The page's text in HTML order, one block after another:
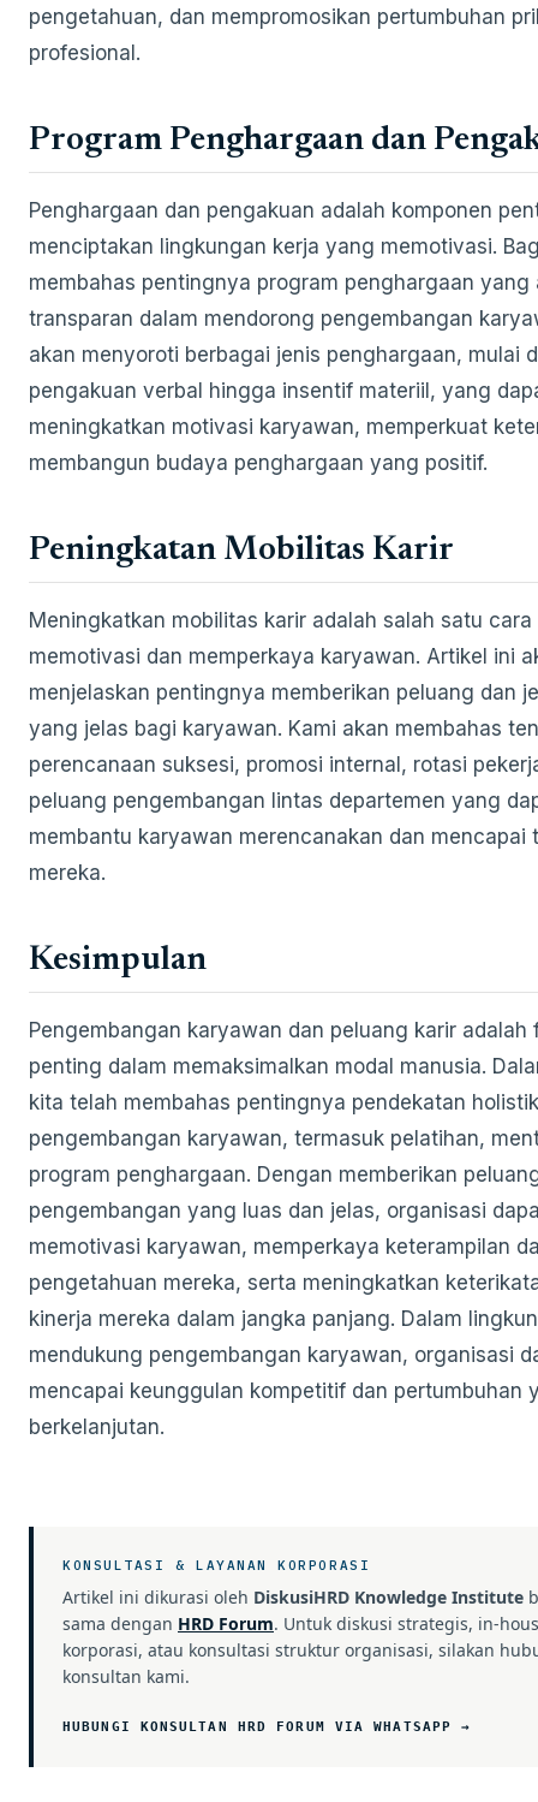
pengetahuan, dan mempromosikan pertumbuhan
profesional.
Program Penghargaan dan
Penghargaan dan pengakuan adalah komponen
menciptakan lingkungan kerja yang memotivasi.
membahas pentingnya program penghargaan yang
transparan dalam mendorong pengembangan
akan menyoroti berbagai jenis penghargaan, mulai
pengakuan verbal hingga insentif materiil, yang
meningkatkan motivasi karyawan, memperkuat
membangun budaya penghargaan yang positif.
Peningkatan Mobilitas Karir
Meningkatkan mobilitas karir adalah salah satu cara
memotivasi dan memperkaya karyawan. Artikel ini
menjelaskan pentingnya memberikan peluang dan
yang jelas bagi karyawan. Kami akan membahas
perencanaan suksesi, promosi internal, rotasi
peluang pengembangan lintas departemen yang
membantu karyawan merencanakan dan mencapai
mereka.
Kesimpulan
Pengembangan karyawan dan peluang karir adalah
penting dalam memaksimalkan modal manusia.
kita telah membahas pentingnya pendekatan
pengembangan karyawan, termasuk pelatihan,
program penghargaan. Dengan memberikan
pengembangan yang luas dan jelas, organisasi
memotivasi karyawan, memperkaya keterampilan
pengetahuan mereka, serta meningkatkan
kinerja mereka dalam jangka panjang. Dalam
mendukung pengembangan karyawan, organisasi
mencapai keunggulan kompetitif dan pertumbuhan
berkelanjutan.
KONSULTASI & LAYANAN KORPORASI
Artikel ini dikurasi oleh DiskusiHRD Knowledge Institute
sama dengan HRD Forum. Untuk diskusi strategis, in-
korporasi, atau konsultasi struktur organisasi, silakan
konsultan kami.
HUBUNGI KONSULTAN HRD FORUM VIA WHATSAPP →